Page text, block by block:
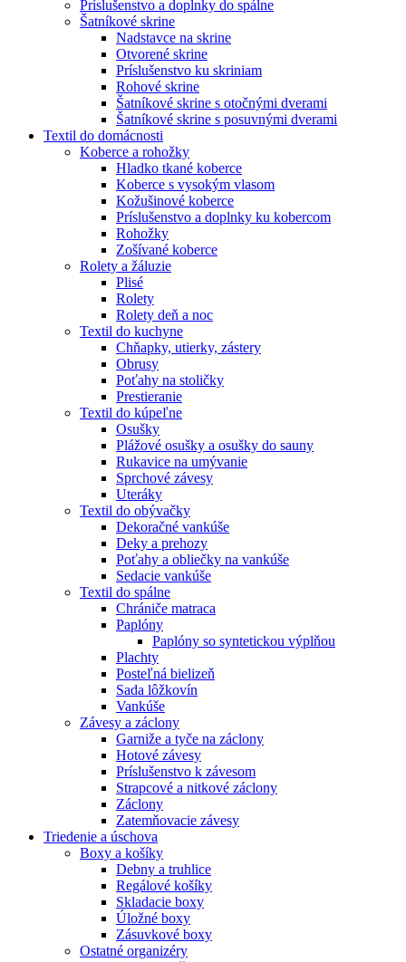
Príslušenstvo a doplnky do spálne
Šatníkové skrine
Nadstavce na skrine
Otvorené skrine
Príslušenstvo ku skriniam
Rohové skrine
Šatníkové skrine s otočnými dverami
Šatníkové skrine s posuvnými dverami
Textil do domácnosti
Koberce a rohožky
Hladko tkané koberce
Koberce s vysokým vlasom
Kožušinové koberce
Príslušenstvo a doplnky ku kobercom
Rohožky
Zošívané koberce
Rolety a žáluzie
Plisé
Rolety
Rolety deň a noc
Textil do kuchyne
Chňapky, utierky, zástery
Obrusy
Poťahy na stoličky
Prestieranie
Textil do kúpeľne
Osušky
Plážové osušky a osušky do sauny
Rukavice na umývanie
Sprchové závesy
Uteráky
Textil do obývačky
Dekoračné vankúše
Deky a prehozy
Poťahy a obliečky na vankúše
Sedacie vankúše
Textil do spálne
Chrániče matraca
Paplóny
Paplóny so syntetickou výplňou
Plachty
Posteľná bielizeň
Sada lôžkovín
Vankúše
Závesy a záclony
Garniže a tyče na záclony
Hotové závesy
Príslušenstvo k závesom
Strapcové a nitkové záclony
Záclony
Zatemňovacie závesy
Triedenie a úschova
Boxy a košíky
Debny a truhlice
Regálové košíky
Skladacie boxy
Úložné boxy
Zásuvkové boxy
Ostatné organizéry